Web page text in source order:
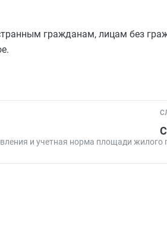
гражданам, лицам без
и учетная норма площади жилого